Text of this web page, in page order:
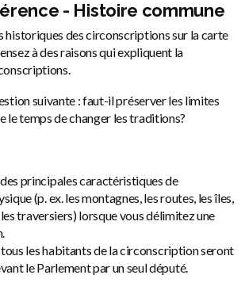
- Histoire commune
historiques des circonscriptions sur la carte
à des raisons qui expliquent la
suivante : faut-il préserver les limites
le temps de changer les traditions?
principales caractéristiques de
(p. ex. les montagnes, les routes, les îles,
les traversiers) lorsque vous délimitez une
les habitants de la circonscription seront
le Parlement par un seul député.